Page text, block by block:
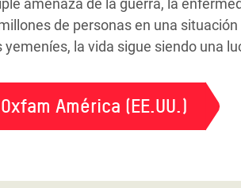
amenaza de la guerra, la
de personas en una
la vida sigue siendo una
América (EE.UU.)